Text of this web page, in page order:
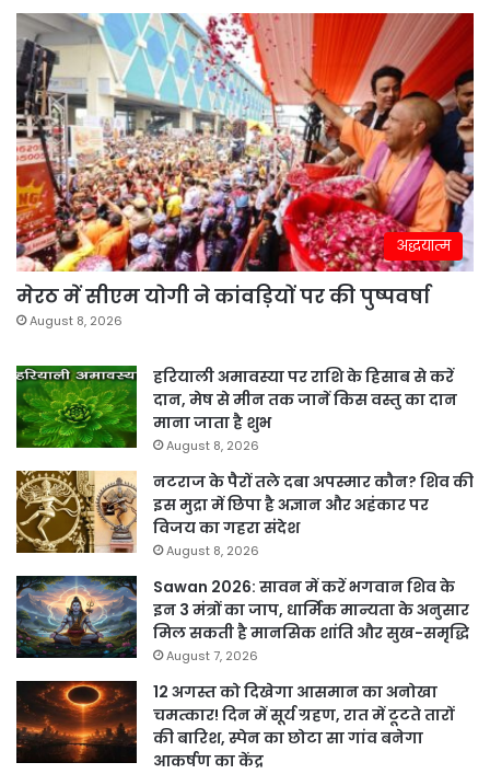
अद्धयात्म
मेरठ में सीएम योगी ने कांवड़ियों पर की पुष्पवर्षा
August 8, 2026
हरियाली अमावस्या पर राशि के हिसाब से करें
दान, मेष से मीन तक जानें किस वस्तु का दान
माना जाता है शुभ
August 8, 2026
नटराज के पैरों तले दबा अपस्मार कौन? शिव की
इस मुद्रा में छिपा है अज्ञान और अहंकार पर
विजय का गहरा संदेश
August 8, 2026
Sawan 2026: सावन में करें भगवान शिव के
इन 3 मंत्रों का जाप, धार्मिक मान्यता के अनुसार
मिल सकती है मानसिक शांति और सुख-समृद्धि
August 7, 2026
12 अगस्त को दिखेगा आसमान का अनोखा
चमत्कार! दिन में सूर्य ग्रहण, रात में टूटते तारों
की बारिश, स्पेन का छोटा सा गांव बनेगा
आकर्षण का केंद्र